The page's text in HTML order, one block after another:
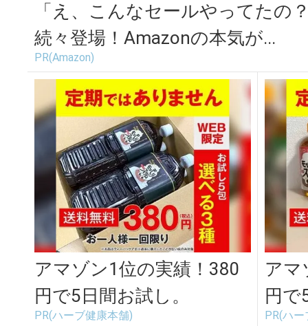
「え、こんなセールやってたの
続々登場！Amazonの本気が...
PR(Amazon)
アマゾン1位の実績！380
円で5日間お試し。
PR(ハーブ健康本舗)
アマ
円で
PR(ハ